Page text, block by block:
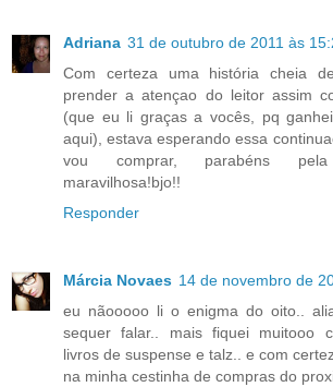
Adriana 31 de outubro de 2011 às
Com certeza uma história cheia
prender a atençao do leitor assim
(que eu li graças a vocês, pq
aqui), estava esperando essa
vou comprar, parabéns
maravilhosa!bjo!!
Responder
Márcia Novaes 14 de novembro de
eu nãooooo li o enigma do oito..
sequer falar.. mais fiquei muitooo
livros de suspense e talz.. e com
na minha cestinha de compras do